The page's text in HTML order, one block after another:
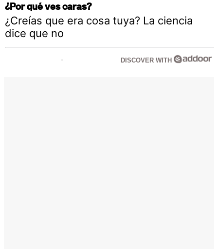
¿Por qué ves caras?
¿Creías que era cosa tuya? La ciencia
dice que no
DISCOVER WITH